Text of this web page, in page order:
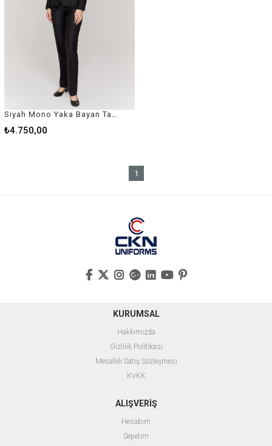
Siyah Mono Yaka Bayan Takım Elbise
₺4.750,00
1
KURUMSAL
Hakkımızda
Gizlilik Politikası
Mesafeli Satış Sözleşmesi
KVKK
ALIŞVERİŞ
Hesabım
Sepetim